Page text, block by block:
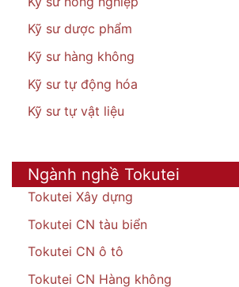
Kỹ sư dược phẩm
Kỹ sư hàng không
Kỹ sư tự động hóa
Kỹ sư tự vật liệu
Ngành nghề Tokutei
Tokutei Xây dựng
Tokutei CN tàu biển
Tokutei CN ô tô
Tokutei CN Hàng không